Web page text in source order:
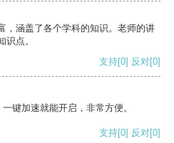
，涵盖了各个学科的知识。老师的讲
点。
支持[0] 反对[0]
键加速就能开启，非常方便。
支持[0] 反对[0]